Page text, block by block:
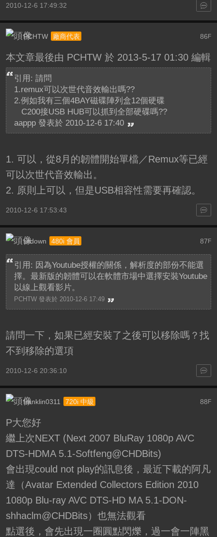
2010-12-6 17:49:32
86F
PCHTW 廠商代表
本文章最後由 PCHTW 於 2013-5-17 01:30 編輯
引用: 請問
1.remux可以次世代音效輸出嗎??
2.例如我有三個4BAY磁碟陣列盒12個硬碟
C200接USB HUB可以抓到全部硬碟嗎??
aappp 發表於 2010-12-6 17:40
1. 可以，從8月的韌體開始單檔／Remux等已經
可以次世代音效輸出。
2. 原則上可以，但是USB相容性需要再確認。
2010-12-6 17:53:43
87F
sitdown 480i 會員
引用: 因為Youtube授權的關係，解析度的部份不能選
擇。最新版的韌體可以在軟體市場中選擇安裝Youtube
以線上觀看影片。
PCHTW 發表於 2010-12-6 17:49
請問一下，如果已經安裝了之後可以移除嗎？找
不到移除的選項
2010-12-6 20:36:10
88F
franklin0311 720i 中級
P大您好
繼上次NEXT (Next 2007 BluRay 1080p AVC
DTS-HDMA 5.1-Softfeng@CHDBits)
會出現could not play的訊息後，最近下載的阿凡
達（Avatar Extended Collectors Edition 2010
1080p Blu-ray AVC DTS-HD MA 5.1-DON-
shhaclm@CHDBits）也無法觀看
點選後，會先出現一圈圓點閃爍，過一會一陣黑